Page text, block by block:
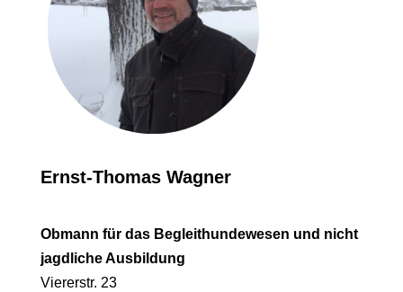
Ernst-Thomas Wagner
Obmann für das Begleithundewesen und nicht
jagdliche Ausbildung
Viererstr. 23